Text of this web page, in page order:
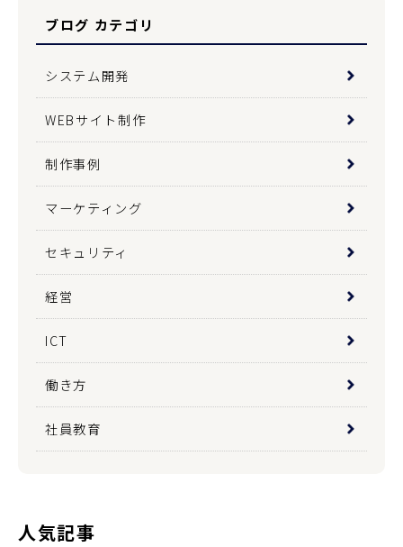
ブログ カテゴリ
システム開発
WEBサイト制作
制作事例
マーケティング
セキュリティ
経営
ICT
働き方
社員教育
人気記事